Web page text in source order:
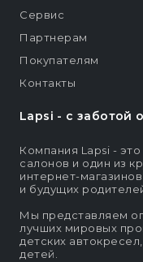
Lapsi - c заботой
Компания Lapsi -
салонов и один из
интернет-
и будущих
Мы представляем
лучших мировых
детских
детей.
Сервис
Партнерам
Покупателям
Контакты